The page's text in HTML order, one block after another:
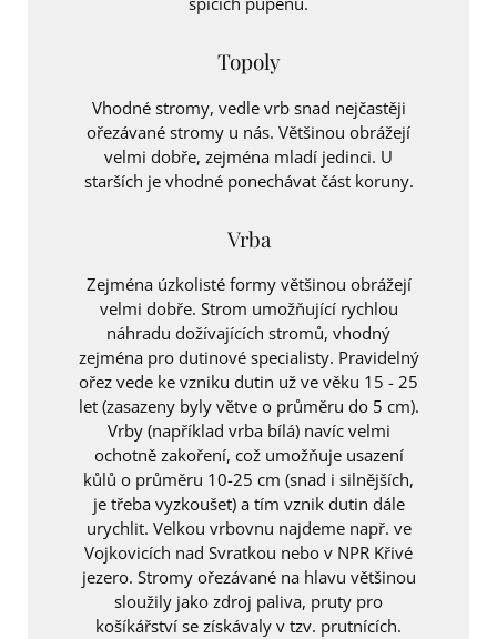
Topoly
Vhodné stromy, vedle vrb snad nejčastěji
ořezávané stromy u nás. Většinou obrážejí
velmi dobře, zejména mladí jedinci. U
starších je vhodné ponechávat část koruny.
Vrba
Zejména úzkolisté formy většinou obrážejí
velmi dobře. Strom umožňující rychlou
náhradu dožívajících stromů, vhodný
zejména pro dutinové specialisty. Pravidelný
ořez vede ke vzniku dutin už ve věku 15 - 25
let (zasazeny byly větve o průměru do 5 cm).
Vrby (například vrba bílá) navíc velmi
ochotně zakoření, což umožňuje usazení
kůlů o průměru 10-25 cm (snad i silnějších,
je třeba vyzkoušet) a tím vznik dutin dále
urychlit. Velkou vrbovnu najdeme např. ve
Vojkovicích nad Svratkou nebo v NPR Křivé
jezero. Stromy ořezávané na hlavu většinou
sloužily jako zdroj paliva, pruty pro
košíkářství se získávaly v tzv. prutnících.